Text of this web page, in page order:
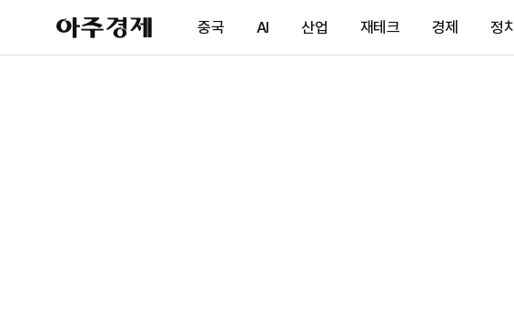
아
주
제
중국 AI 산업 재테크 경제 정치